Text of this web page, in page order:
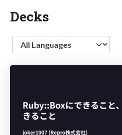
Decks
Language